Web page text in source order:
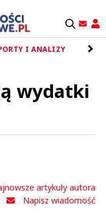
I ANALIZY
wydatki
artykuły autora
Napisz wiadomość